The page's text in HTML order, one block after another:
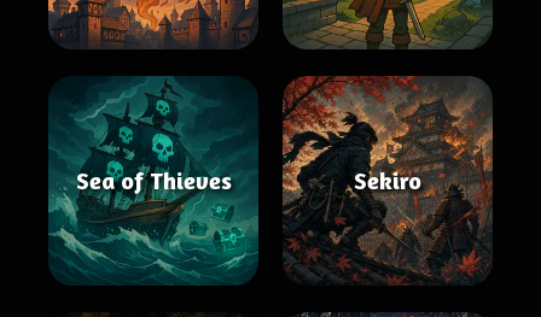
Sea of Thieves Sekiro